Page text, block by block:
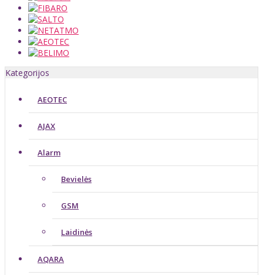
Kategorijos
AEOTEC
AJAX
Alarm
Bevielės
GSM
Laidinės
AQARA